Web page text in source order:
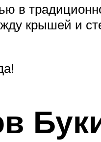
в
крышей и